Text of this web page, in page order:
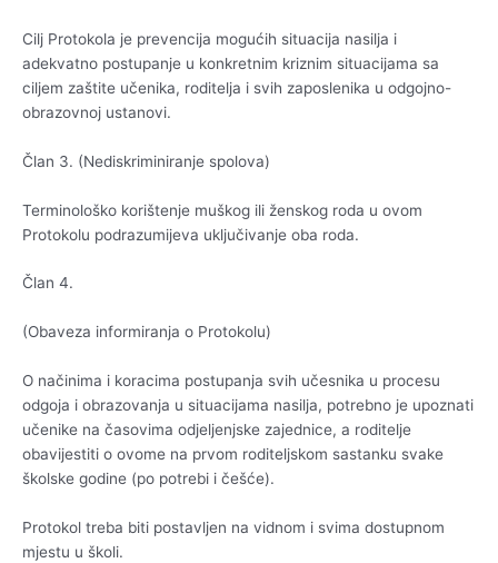
Cilj Protokola je prevencija mogućih situacija nasilja i
adekvatno postupanje u konkretnim kriznim situacijama sa
ciljem zaštite učenika, roditelja i svih zaposlenika u odgojno-
obrazovnoj ustanovi.
Član 3. (Nediskriminiranje spolova)
Terminološko korištenje muškog ili ženskog roda u ovom
Protokolu podrazumijeva uključivanje oba roda.
Član 4.
(Obaveza informiranja o Protokolu)
O načinima i koracima postupanja svih učesnika u procesu
odgoja i obrazovanja u situacijama nasilja, potrebno je upoznati
učenike na časovima odjeljenjske zajednice, a roditelje
obavijestiti o ovome na prvom roditeljskom sastanku svake
školske godine (po potrebi i češće).
Protokol treba biti postavljen na vidnom i svima dostupnom
mjestu u školi.